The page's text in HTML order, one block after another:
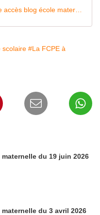
Procédure accès blog école maternelle
scolaire #La FCPE à
du 19 juin 2026
du 3 avril 2026